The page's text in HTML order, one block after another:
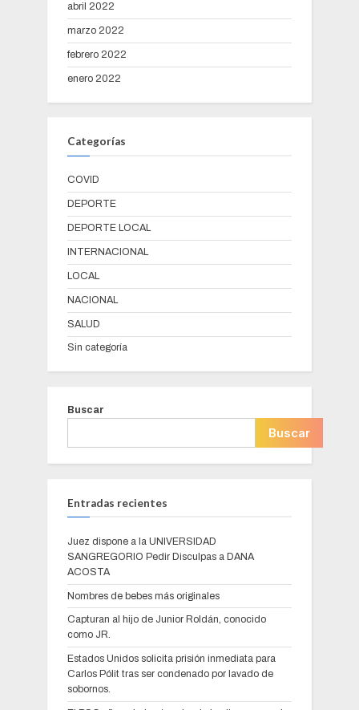
abril 2022
marzo 2022
febrero 2022
enero 2022
Categorías
COVID
DEPORTE
DEPORTE LOCAL
INTERNACIONAL
LOCAL
NACIONAL
SALUD
Sin categoría
Buscar
Buscar
Entradas recientes
Juez dispone a la UNIVERSIDAD
SANGREGORIO Pedir Disculpas a DANA
ACOSTA
Nombres de bebes más originales
Capturan al hijo de Junior Roldán, conocido
como JR.
Estados Unidos solicita prisión inmediata para
Carlos Pólit tras ser condenado por lavado de
sobornos.